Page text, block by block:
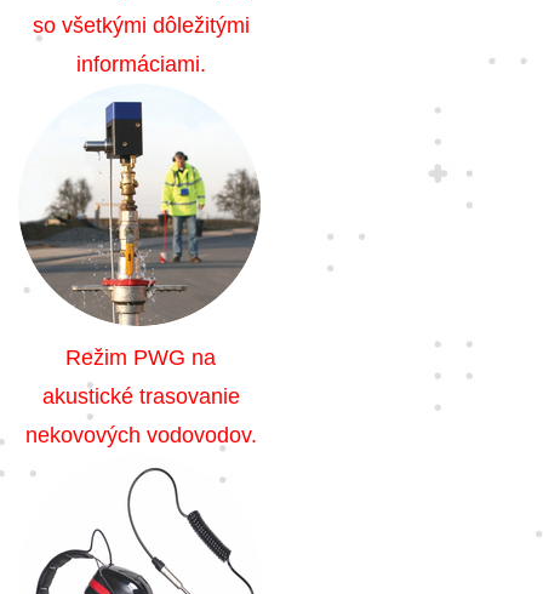
so všetkými dôležitými
informáciami.
Režim PWG na
akustické trasovanie
nekovových vodovodov.